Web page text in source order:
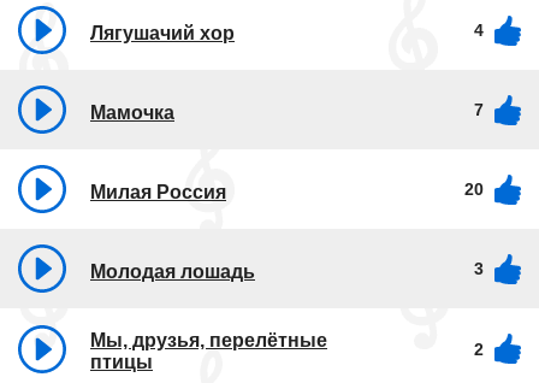
Лягушачий хор 4
Мамочка 7
Милая Россия 20
Молодая лошадь 3
Мы, друзья, перелётные
птицы
2